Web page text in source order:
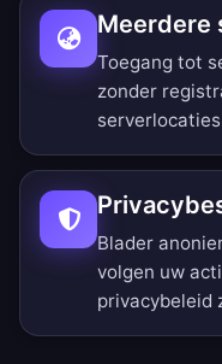
Meerdere
Toegang tot
zonder
Blader
volgen uw
privacybeleid